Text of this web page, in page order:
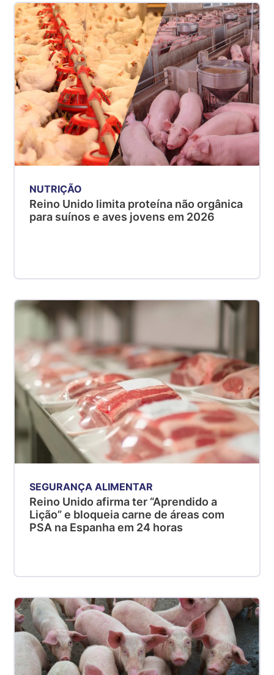
NUTRIÇÃO
Reino Unido limita proteína não orgânica
para suínos e aves jovens em 2026
SEGURANÇA ALIMENTAR
Reino Unido afirma ter “Aprendido a
Lição” e bloqueia carne de áreas com
PSA na Espanha em 24 horas